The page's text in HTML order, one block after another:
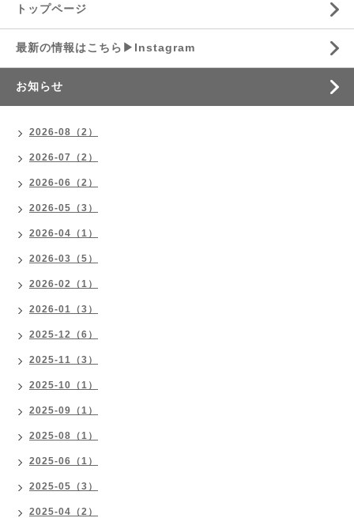
トップページ
最新の情報はこちら▶︎Instagram
お知らせ
2026-08（2）
2026-07（2）
2026-06（2）
2026-05（3）
2026-04（1）
2026-03（5）
2026-02（1）
2026-01（3）
2025-12（6）
2025-11（3）
2025-10（1）
2025-09（1）
2025-08（1）
2025-06（1）
2025-05（3）
2025-04（2）